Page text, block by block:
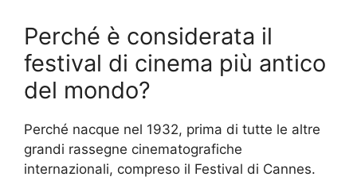
Perché è considerata il
festival di cinema più antico
del mondo?
Perché nacque nel 1932, prima di tutte le altre
grandi rassegne cinematografiche
internazionali, compreso il Festival di Cannes.